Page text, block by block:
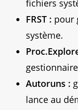
fichiers
FRST : pour
système.
Autoruns :
lance au